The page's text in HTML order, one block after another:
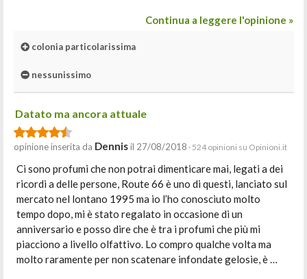
Continua a leggere l'opinione »
colonia particolarissima
nessunissimo
Datato ma ancora attuale
opinione inserita da Dennisil 27/08/2018 · 524 opinioni su Opinioni.it
Ci sono profumi che non potrai dimenticare mai, legati a dei
ricordi a delle persone, Route 66 è uno di questi, lanciato sul
mercato nel lontano 1995 ma io l’ho conosciuto molto
tempo dopo, mi è stato regalato in occasione di un
anniversario e posso dire che è tra i profumi che più mi
piacciono a livello olfattivo. Lo compro qualche volta ma
molto raramente per non scatenare infondate gelosie, è …